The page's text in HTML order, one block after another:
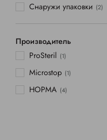
Снаружи упаковки (2)
Производитель
ProSteril (1)
Microstop (1)
НОРМА (4)